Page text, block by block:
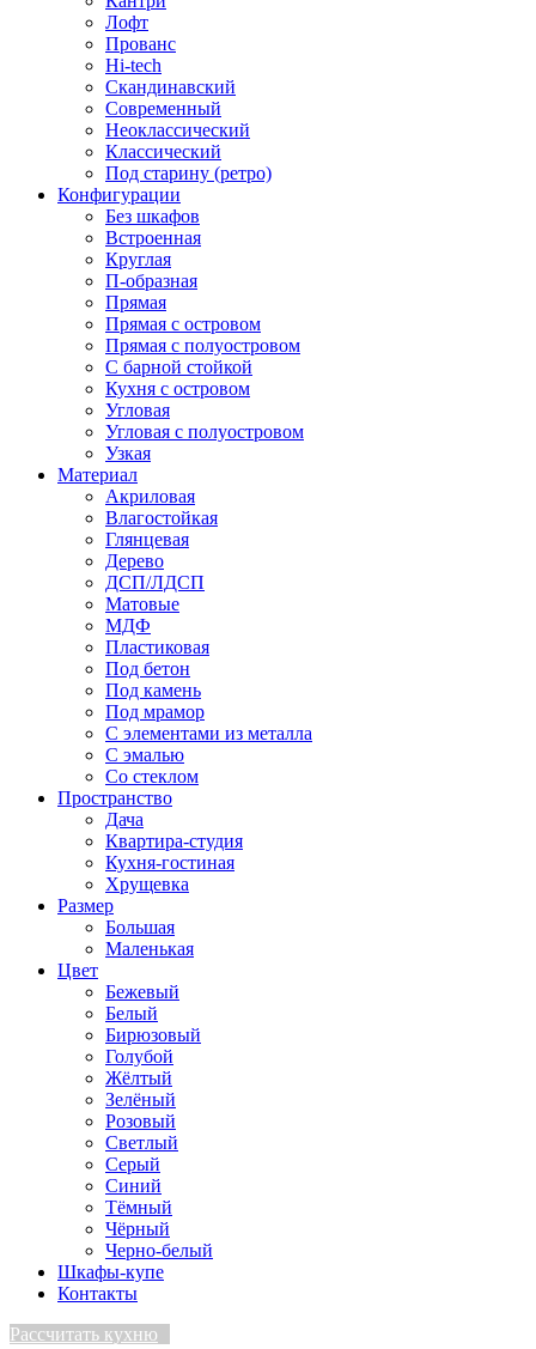
Лофт
Прованс
Hi-tech
Скандинавский
Современный
Неоклассический
Классический
Под старину (ретро)
Конфигурации
Без шкафов
Встроенная
Круглая
П-образная
Прямая
Прямая с островом
Прямая с полуостровом
С барной стойкой
Кухня с островом
Угловая
Угловая с полуостровом
Узкая
Материал
Акриловая
Влагостойкая
Глянцевая
Дерево
ДСП/ЛДСП
Матовые
МДФ
Пластиковая
Под бетон
Под камень
Под мрамор
С элементами из металла
С эмалью
Со стеклом
Пространство
Дача
Квартира-студия
Кухня-гостиная
Хрущевка
Размер
Большая
Маленькая
Цвет
Бежевый
Белый
Бирюзовый
Голубой
Жёлтый
Зелёный
Розовый
Светлый
Серый
Синий
Тёмный
Чёрный
Черно-белый
Шкафы-купе
Контакты
Рассчитать кухню